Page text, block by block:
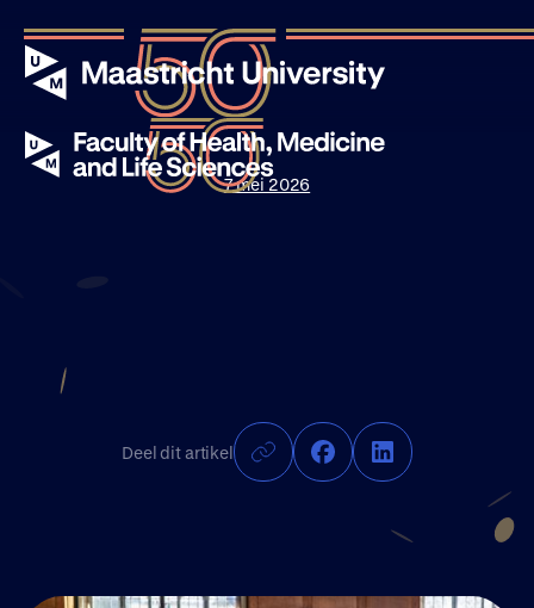
Evenementen
7 mei 2026
Deel dit artikel